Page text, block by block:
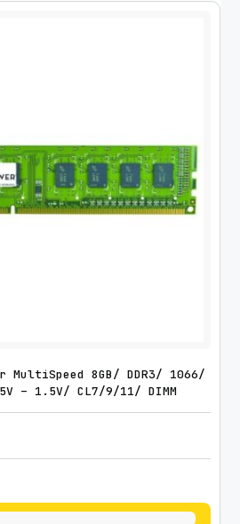
MultiSpeed 8GB/ DDR3/ 1066/
– 1.5V/ CL7/9/11/ DIMM